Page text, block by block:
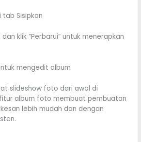
klik “Perbarui” untuk menerapkan
slideshow foto dari awal di
fitur album foto membuat pembuatan
lebih mudah dan dengan